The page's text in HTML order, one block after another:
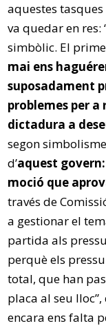
aquestes
va quedar en
simbòlic. El
mai ens
suposadament
problemes per
dictadura a
segon
d’aquest
moció que
través de
a gestionar el
partida als
perquè els
total, que han
placa al seu
encara ens falta